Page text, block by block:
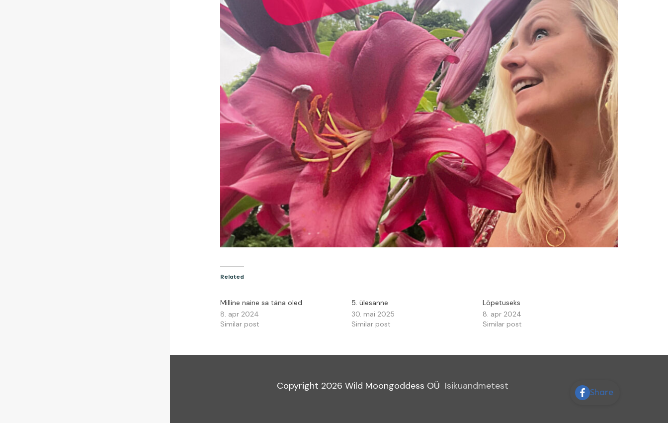
Related
Milline naine sa täna oled
8. apr 2024
Similar post
5. ülesanne
30. mai 2025
Similar post
Lõpetuseks
8. apr 2024
Similar post
Copyright 2026 Wild Moongoddess OÜ Isikuandmetest
Share